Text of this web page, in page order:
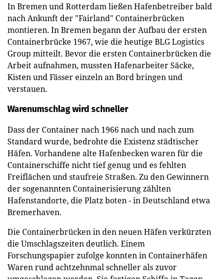
In Bremen und Rotterdam ließen Hafenbetreiber bald
nach Ankunft der "Fairland" Containerbrücken
montieren. In Bremen begann der Aufbau der ersten
Containerbrücke 1967, wie die heutige BLG Logistics
Group mitteilt. Bevor die ersten Containerbrücken die
Arbeit aufnahmen, mussten Hafenarbeiter Säcke,
Kisten und Fässer einzeln an Bord bringen und
verstauen.
Warenumschlag wird schneller
Dass der Container nach 1966 nach und nach zum
Standard wurde, bedrohte die Existenz städtischer
Häfen. Vorhandene alte Hafenbecken waren für die
Containerschiffe nicht tief genug und es fehlten
Freiflächen und staufreie Straßen. Zu den Gewinnern
der sogenannten Containerisierung zählten
Hafenstandorte, die Platz boten - in Deutschland etwa
Bremerhaven.
Die Containerbrücken in den neuen Häfen verkürzten
die Umschlagszeiten deutlich. Einem
Forschungspapier zufolge konnten in Containerhäfen
Waren rund achtzehnmal schneller als zuvor